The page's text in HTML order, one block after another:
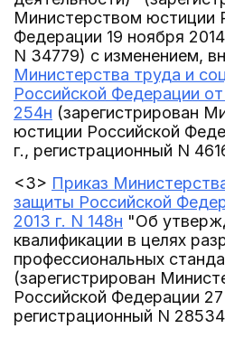
Министерством юстиции
Федерации 19 ноября
N 34779) с изменением,
Министерства труда и
Российской Федерации
254н (зарегистрирован
юстиции Российской
г., регистрационный N
<3> Приказ
защиты Российской
2013 г. N 148н "Об
квалификации в целях
профессиональных
(зарегистрирован
Российской Федерации
регистрационный N